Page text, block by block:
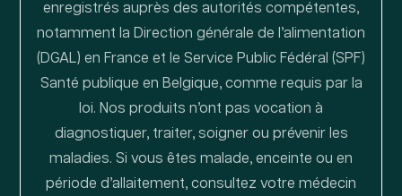
enregistrés auprès des autorités compétentes,
notamment la Direction générale de l’alimentation
(DGAL) en France et le Service Public Fédéral (SPF)
Santé publique en Belgique, comme requis par la
loi. Nos produits n’ont pas vocation à
diagnostiquer, traiter, soigner ou prévenir les
maladies. Si vous êtes malade, enceinte ou en
période d’allaitement, consultez votre médecin